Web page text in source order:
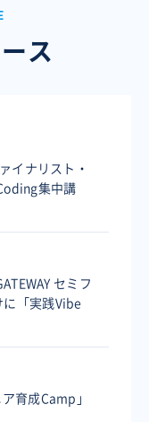
ス
イナリスト・
集中講
セミフ
「実践Vibe
育成Camp」